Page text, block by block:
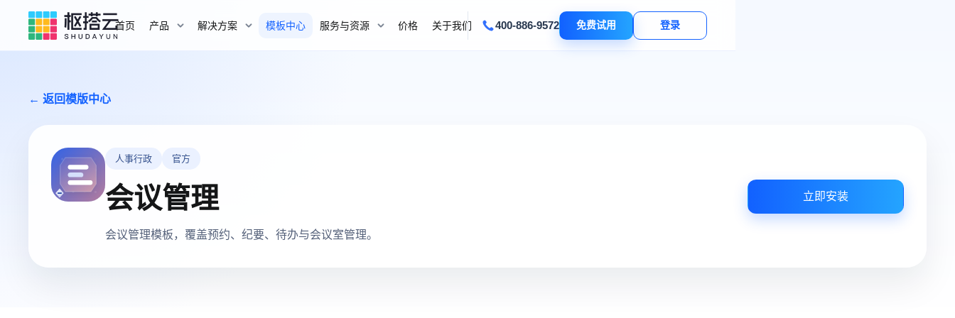
首页 产品 解决方案 模板中心 服务与资源 价格 关于我们 400-886-9572 免费试用 登录
← 返回模版中心
人事行政 官方
会议管理
会议管理模板，覆盖预约、纪要、待办与会议室管理。
立即安装